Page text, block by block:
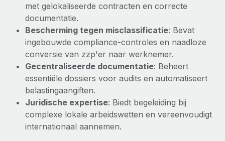
Secundaire arbeidsvoorwaarden
Eenvoudig secundaire arbeidsvoorwaarden
beheren
BLOG
Productupdates van Remote: Gusto- en Xero-
integraties en Contractor Management Plus
Meer informatie
met gelokaliseerde contracten en correcte
documentatie.
Bescherming tegen misclassificatie: Bevat
ingebouwde compliance-controles en naadloze
conversie van zzp'er naar werknemer.
Gecentraliseerde documentatie: Beheert
essentiële dossiers voor audits en automatiseert
belastingaangiften.
Juridische expertise: Biedt begeleiding bij
complexe lokale arbeidswetten en vereenvoudigt
internationaal aannemen.